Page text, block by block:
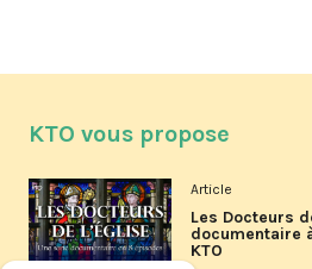
KTO vous propose
Article
Les Docteurs
documentaire
KTO